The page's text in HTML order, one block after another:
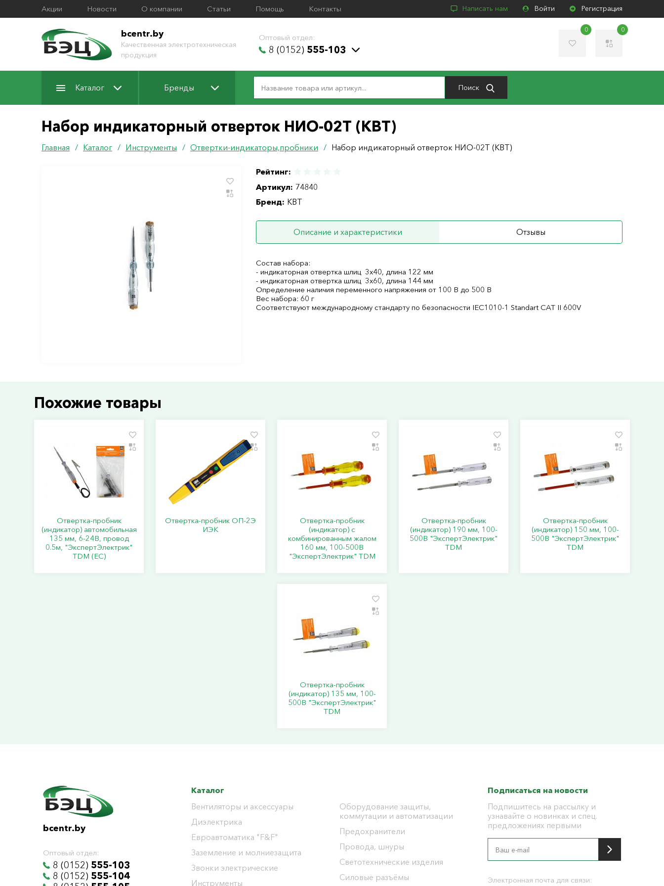
Акции Новости О компании Статьи Помощь Контакты Написать нам Войти Регистрация
bcentr.by
Качественная электротехническая
продукция
Оптовый отдел:
8 (0152) 555-103
0 0
Каталог Бренды Поиск
Набор индикаторный отверток НИО-02Т (КВТ)
Главная / Каталог / Инструменты / Отвертки-индикаторы,пробники / Набор индикаторный отверток НИО-02Т (КВТ)
Рейтинг:
Артикул: 74840
Бренд: КВТ
Описание и характеристики Отзывы
Состав набора:
- индикаторная отвертка шлиц 3х40, длина 122 мм
- индикаторная отвертка шлиц 3х60, длина 144 мм
Определение наличия переменного напряжения от 100 В до 500 В
Вес набора: 60 г
Соответствуют международному стандарту по безопасности IEC1010-1 Standart CAT II 600V
Похожие товары
Отвертка-пробник
(индикатор) автомобильная
135 мм, 6-24В, провод
0.5м, "ЭкспертЭлектрик"
TDM (ЕС)
Отвертка-пробник ОП-2Э
ИЭК
Отвертка-пробник
(индикатор) с
комбинированным жалом
160 мм, 100-500В
"ЭкспертЭлектрик" TDM
Отвертка-пробник
(индикатор) 190 мм, 100-
500В "ЭкспертЭлектрик"
TDM
Отвертка-пробник
(индикатор) 150 мм, 100-
500В "ЭкспертЭлектрик"
TDM
Отвертка-пробник
(индикатор) 135 мм, 100-
500В "ЭкспертЭлектрик"
TDM
bcentr.by
Оптовый отдел:
8 (0152) 555-103
8 (0152) 555-104
Каталог
Вентиляторы и аксессуары
Диэлектрика
Евроавтоматика "F&F"
Заземление и молниезащита
Звонки электрические
Инструменты
Оборудование защиты,
коммутации и автоматизации
Предохранители
Провода, шнуры
Светотехнические изделия
Силовые разъёмы
Подписаться на новости
Подпишитесь на рассылку и
узнавайте о новинках и спец.
предложениях первыми
Электронная почта для связи: